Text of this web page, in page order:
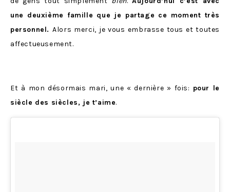
une deuxième famille que je partage ce moment très
personnel.Alors merci, je vous embrasse tous et toutes
affectueusement.
Et à mon désormais mari, une « dernière » fois: pour le
siècle des siècles, je t’aime.